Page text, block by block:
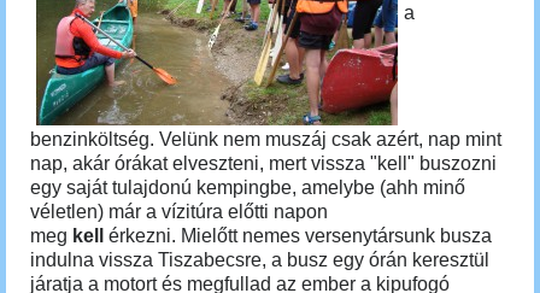
a
benzinköltség. Velünk nem muszáj csak azért, nap mint
nap, akár órákat elveszteni, mert vissza "kell" buszozni
egy saját tulajdonú kempingbe, amelybe (ahh minő
véletlen) már a vízitúra előtti napon
meg kell érkezni. Mielőtt nemes versenytársunk busza
indulna vissza Tiszabecsre, a busz egy órán keresztül
járatja a motort és megfullad az ember a kipufogó